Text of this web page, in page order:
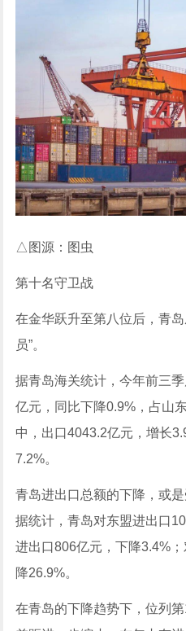
△图源：图虫
第十名守卫战
在金华跃升至第八位后，青
员”。
据青岛海关统计，今年前三
亿元，同比下降0.9%，占山
中，出口4043.2亿元，增长
7.2%。
青岛进出口总额的下降，或
据统计，青岛对东盟进出口
进出口806亿元，下降3.4%
降26.9%。
在青岛的下降趋势下，位列